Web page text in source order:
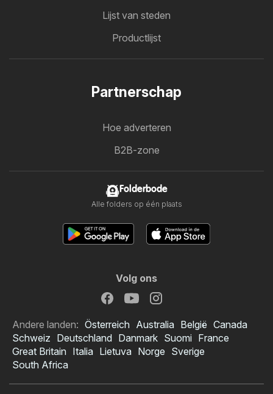
Lijst van steden
Productlijst
Partnerschap
Hoe adverteren
B2B-zone
Folderbode
Alle folders op één plaats
Volg ons
Andere landen: Österreich Australia België Canada
Schweiz Deutschland Danmark Suomi France
Great Britain Italia Lietuva Norge Sverige
South Africa